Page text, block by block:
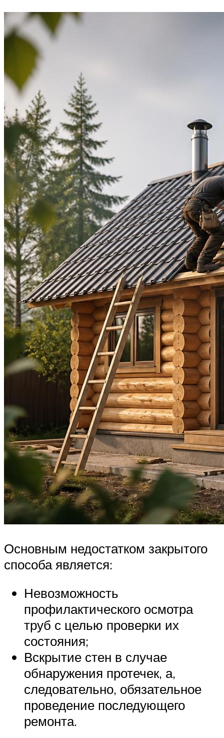
Основным недостатком закрытого
способа является:
Невозможность
профилактического осмотра
труб с целью проверки их
состояния;
Вскрытие стен в случае
обнаружения протечек, а,
следовательно, обязательное
проведение последующего
ремонта.